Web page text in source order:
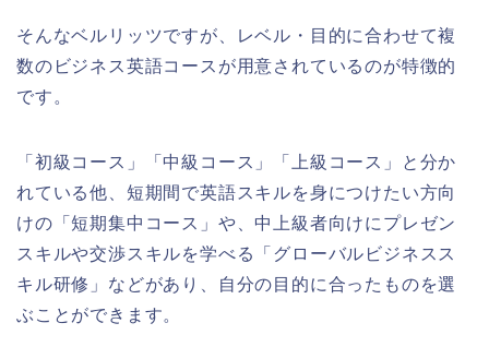
そんなベルリッツですが、レベル・目的に合わせて複
数のビジネス英語コースが用意されているのが特徴的
です。
「初級コース」「中級コース」「上級コース」と分か
れている他、短期間で英語スキルを身につけたい方向
けの「短期集中コース」や、中上級者向けにプレゼン
スキルや交渉スキルを学べる「グローバルビジネスス
キル研修」などがあり、自分の目的に合ったものを選
ぶことができます。